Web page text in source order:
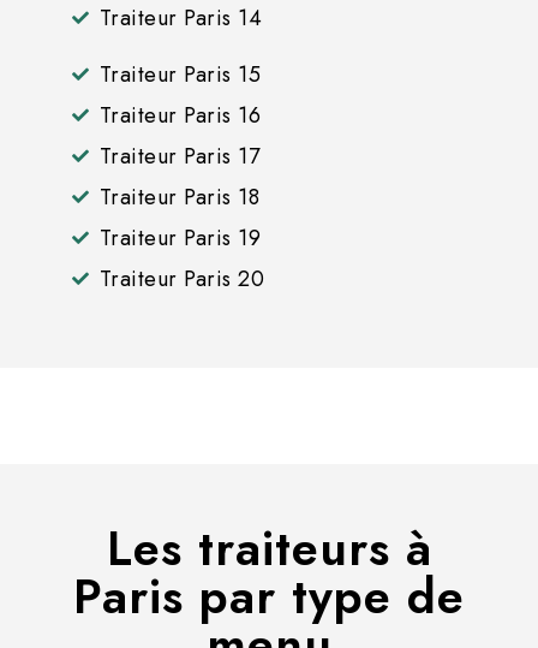
Traiteur Paris 14
Traiteur Paris 15
Traiteur Paris 16
Traiteur Paris 17
Traiteur Paris 18
Traiteur Paris 19
Traiteur Paris 20
Les traiteurs à
Paris par type de